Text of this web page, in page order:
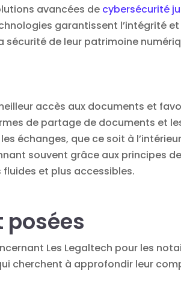
avancées de cybersécurité
garantissent l’intégrité
de leur patrimoine
accès aux documents et
de partage de documents et
échanges, que ce soit à
souvent grâce aux principes
et plus accessibles.
Les Legaltech pour les
cherchent à approfondir leur